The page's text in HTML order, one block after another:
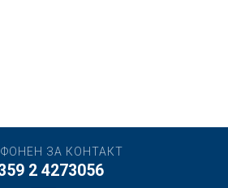
ЗА КОНТАКТ
2 4273056